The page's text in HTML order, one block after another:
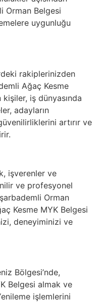
Orman Belgesi
uygunluğu
rakiplerinizden
Ağaç Kesme
iş dünyasında
adayların
artırır ve
işverenler ve
ve profesyonel
Orman
Kesme MYK Belgesi
deneyiminizi ve
Bölgesi’nde,
Belgesi almak ve
işlemlerini